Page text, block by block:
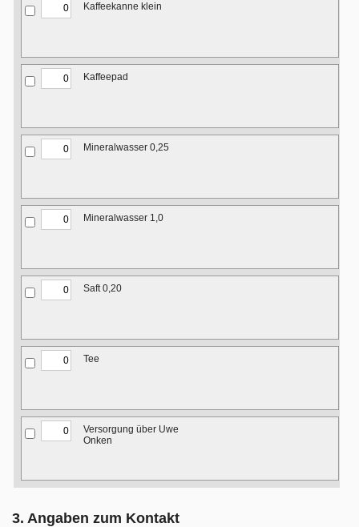
Kaffeekanne klein
Kaffeepad
Mineralwasser 0,25
Mineralwasser 1,0
Saft 0,20
Tee
Versorgung über Uwe
Onken
3. Angaben zum Kontakt